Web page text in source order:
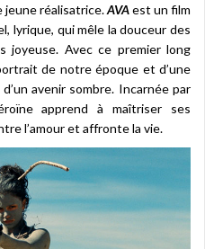
jeune réalisatrice.AVAest un film
lyrique, qui mêle la douceur des
joyeuse. Avec ce premier long
de notre époque et d’une
avenir sombre. Incarnée par
apprend à maîtriser ses
l’amour et affronte la vie.